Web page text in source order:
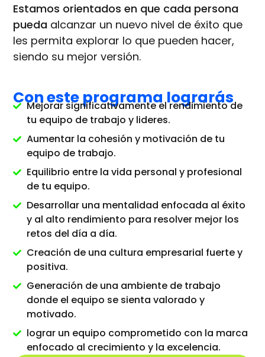
Estamos orientados en que cada persona
pueda alcanzar un nuevo nivel de éxito que
les permita explorar lo que pueden hacer,
siendo su mejor versión.
Con este programa lograrás
Mejorar significativamente el rendimiento de
tu equipo de trabajo y lideres.
Aumentar la cohesión y motivación de tu
equipo de trabajo.
Equilibrio entre la vida personal y profesional
de tu equipo.
Desarrollar una mentalidad enfocada al éxito
y al alto rendimiento para resolver mejor los
retos del día a día.
Creación de una cultura empresarial fuerte y
positiva.
Generación de una ambiente de trabajo
donde el equipo se sienta valorado y
motivado.
lograr un equipo comprometido con la marca
enfocado al crecimiento y la excelencia.